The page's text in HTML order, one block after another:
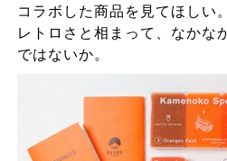
コラボした商品を見てほしい。
レトロさと相まって、なかな
ではないか。